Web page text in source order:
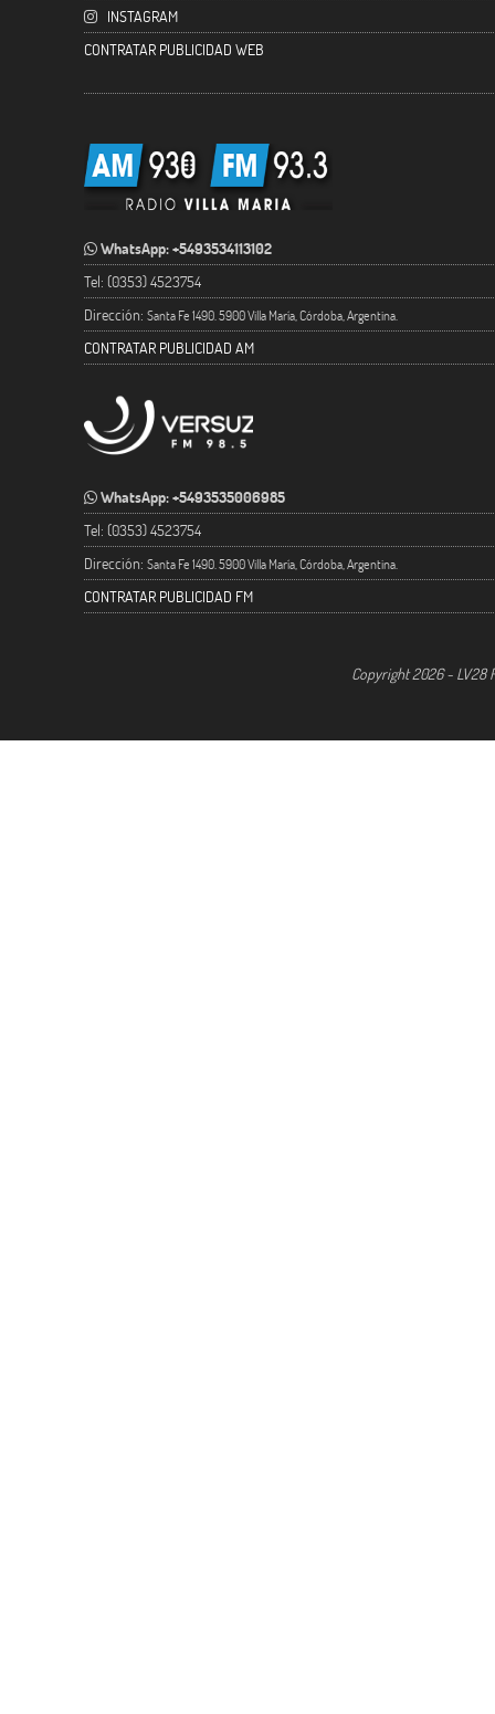
INSTAGRAM
CONTRATAR PUBLICIDAD WEB
WhatsApp: +5493534113102
Tel: (0353) 4523754
Dirección: Santa Fe 1490. 5900 Villa María, Córdoba, Argentina.
CONTRATAR PUBLICIDAD AM
WhatsApp: +5493535006985
Tel: (0353) 4523754
Dirección: Santa Fe 1490. 5900 Villa María, Córdoba, Argentina.
CONTRATAR PUBLICIDAD FM
Copyright 2026 - LV28